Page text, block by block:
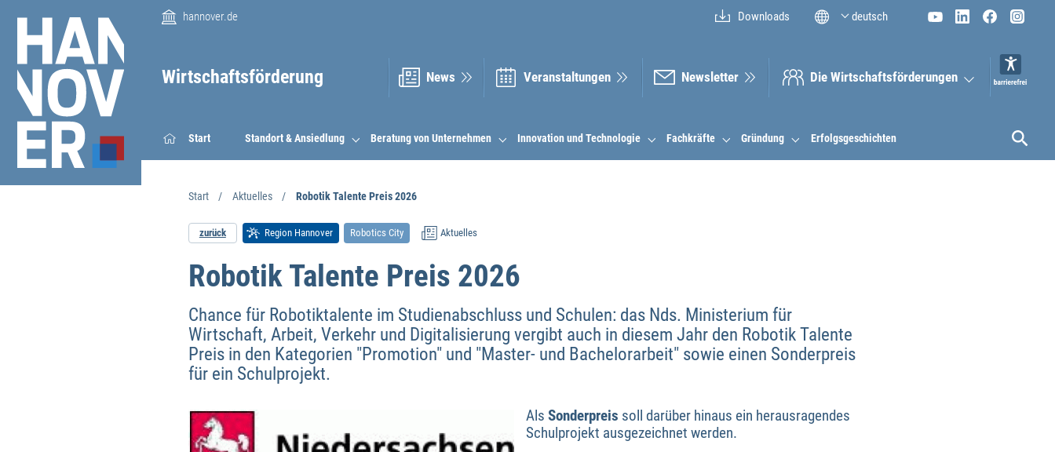
Wirtschaftsförderung
Start Standort & Ansiedlung Beratung von Unternehmen Innovation und Technologie Fachkräfte Gründung Erfolgsgeschichten
hannover.de Downloads deutsch
News Veranstal­tungen Newsletter Die Wirt­schaftsför­derungen
Start Aktuelles Robotik Talente Preis 2026
zurück Region Hannover Robotics City Aktuelles
Robotik Talente Preis 2026
Chance für Robotiktalente im Studienabschluss und Schulen: das Nds. Ministerium für
Wirtschaft, Arbeit, Verkehr und Digitalisierung vergibt auch in diesem Jahr den Robotik Talente
Preis in den Kategorien "Promotion" und "Master- und Bachelorarbeit" sowie einen Sonderpreis
für ein Schulprojekt.
Als Sonderpreis soll darüber hinaus ein herausragendes
Schulprojekt ausgezeichnet werden.